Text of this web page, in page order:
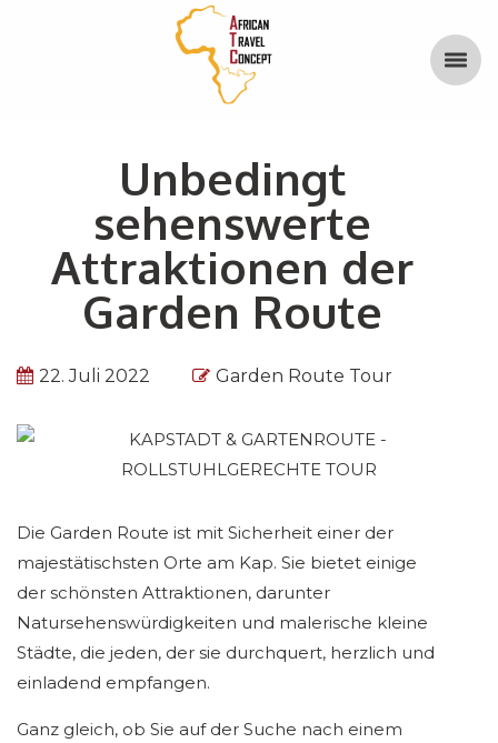
Unbedingt
sehenswerte
Attraktionen der
Garden Route
22. Juli 2022 Garden Route Tour
Die Garden Route ist mit Sicherheit einer der
majestätischsten Orte am Kap. Sie bietet einige
der schönsten Attraktionen, darunter
Natursehenswürdigkeiten und malerische kleine
Städte, die jeden, der sie durchquert, herzlich und
einladend empfangen.
Ganz gleich, ob Sie auf der Suche nach einem